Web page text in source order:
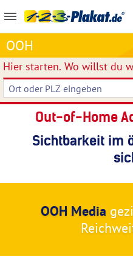
OOH
Hier starten. Wo willst du
Out-of-Home
Sichtbarkeit im
OOH Media